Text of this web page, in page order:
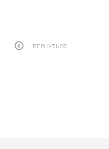
ВЕРНУТЬСЯ